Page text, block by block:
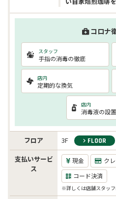
コロナ
スタッフ
手指の消毒の徹底
店内
定期的な換気
店内
消毒液の設置
フロア 3F FLOOR
支払いサービ
ス
現金 ク
コード決済
※詳しくは店舗スタッフ